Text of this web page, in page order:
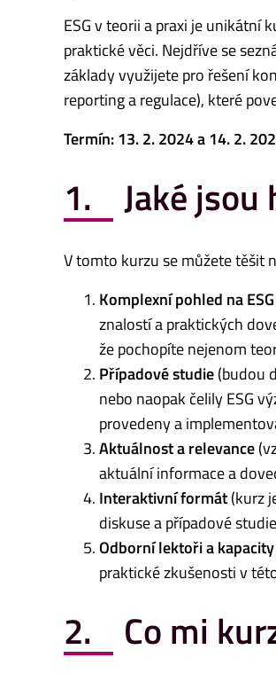
ESG v teorii a praxi je unikátní
praktické věci. Nejdříve se
základy využijete pro řešení
reporting a regulace), které
Termín: 13. 2. 2024 a 14. 2.
1. Jaké jsou
V tomto kurzu se můžete těšit
Komplexní pohled na
znalostí a praktických
že pochopíte nejenom
Případové studie(budou
nebo naopak čelily ESG
provedeny a
Aktuálnost a relevance
aktuální informace a
Interaktivní formát(kurz
diskuse a případové
Odborní lektoři a
praktické zkušenosti v
2. Co mi